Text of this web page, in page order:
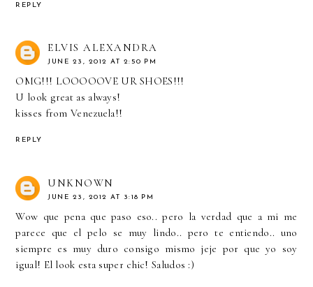
REPLY
ELVIS ALEXANDRA
JUNE 23, 2012 AT 2:50 PM
OMG!!! LOOOOOVE UR SHOES!!!
U look great as always!
kisses from Venezuela!!
REPLY
UNKNOWN
JUNE 23, 2012 AT 3:18 PM
Wow que pena que paso eso.. pero la verdad que a mi me
parece que el pelo se muy lindo.. pero te entiendo.. uno
siempre es muy duro consigo mismo jeje por que yo soy
igual! El look esta super chic! Saludos :)